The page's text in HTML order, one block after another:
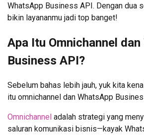
WhatsApp Business API. Dengan dua
bikin layananmu jadi top banget!
Apa Itu Omnichannel
Business API?
Sebelum bahas lebih jauh, yuk kita
itu omnichannel dan WhatsApp
Omnichannel adalah strategi yang
saluran komunikasi bisnis—kayak